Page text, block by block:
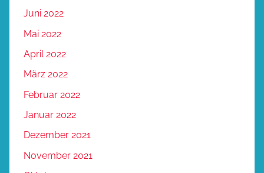
Juni 2022
Mai 2022
April 2022
März 2022
Februar 2022
Januar 2022
Dezember 2021
November 2021